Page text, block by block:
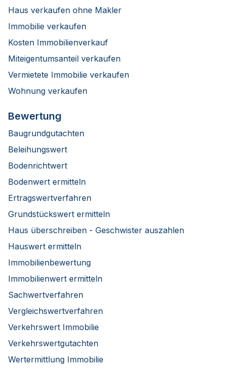
Haus verkaufen ohne Makler
Immobilie verkaufen
Kosten Immobilienverkauf
Miteigentumsanteil verkaufen
Vermietete Immobilie verkaufen
Wohnung verkaufen
Bewertung
Baugrundgutachten
Beleihungswert
Bodenrichtwert
Bodenwert ermitteln
Ertragswertverfahren
Grundstückswert ermitteln
Haus überschreiben - Geschwister auszahlen
Hauswert ermitteln
Immobilienbewertung
Immobilienwert ermitteln
Sachwertverfahren
Vergleichswertverfahren
Verkehrswert Immobilie
Verkehrswertgutachten
Wertermittlung Immobilie